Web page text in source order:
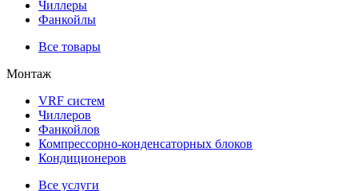
Чиллеры
Фанкойлы
Все товары
Монтаж
VRF систем
Чиллеров
Фанкойлов
Компрессорно-конденсаторных блоков
Кондиционеров
Все услуги